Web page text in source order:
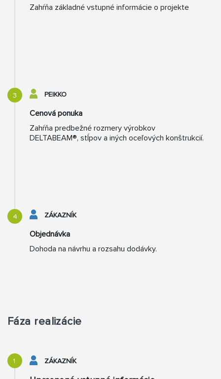
3
4
Zahŕňa základné vstupné informácie o projekte
PEIKKO
Cenová ponuka
Zahŕňa predbežné rozmery výrobkov
DELTABEAM®, stĺpov a iných oceľových konštrukcií.
ZÁKAZNÍK
Objednávka
Dohoda na návrhu a rozsahu dodávky.
Fáza realizácie
1 ZÁKAZNÍK